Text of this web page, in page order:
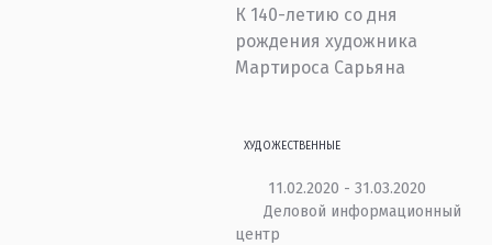
К 140-летию со дня
рождения художника
Мартироса Сарьяна
ХУДОЖЕСТВЕННЫЕ
11.02.2020 - 31.03.2020
Деловой информационный
центр